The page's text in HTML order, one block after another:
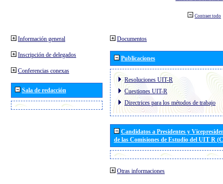
Contraer todo
Información general
Inscripción de delegados
Conferencias conexas
Sala de redacción
Documentos
Publicaciones
Resoluciones UIT-R
Cuestiones UIT-R
Directrices para los métodos de trabajo
Candidatos a Presidentes y
de las Comisiones de Estudio del UIT R
Otras informaciones